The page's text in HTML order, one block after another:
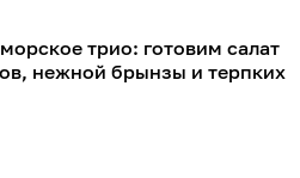
трио: готовим салат
нежной брынзы и терпких